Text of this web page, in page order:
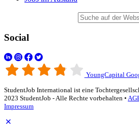
Social
YoungCapital
StudentJob International ist eine
2023 StudentJob - Alle Rechte vorbehalten •
Impressum